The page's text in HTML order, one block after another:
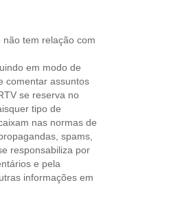
tem relação com
em modo de
comentar assuntos
se reserva no
tipo de
nas normas de
spams,
responsabiliza por
e pela
informações em